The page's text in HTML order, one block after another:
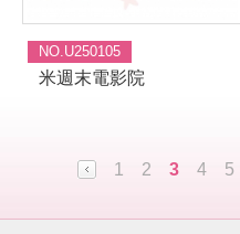
NO.U250105
米週末電影院
1 2 3 4 5